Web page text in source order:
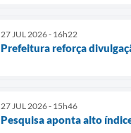
27 JUL 2026 - 16h22
Prefeitura reforça
27 JUL 2026 - 15h46
Pesquisa aponta alto